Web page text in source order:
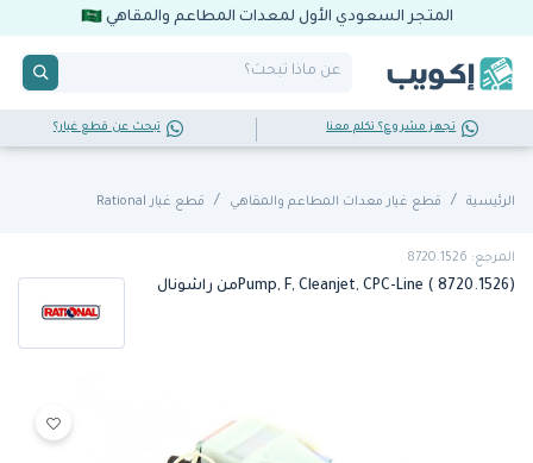
المتجر السعودي الأول لمعدات المطاعم والمقاهي
تجهز مشروع؟ تكلم معنا تبحث عن قطع غيار؟
الرئيسية قطع غيار معدات المطاعم والمقاهي قطع غيار Rational
المرجع: 8720.1526
Pump, F, Cleanjet, CPC-Line ( 8720.1526)من راشونال